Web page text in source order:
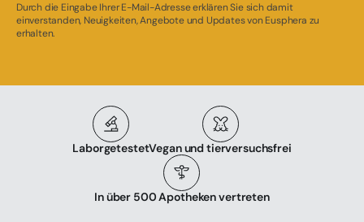
Durch die Eingabe Ihrer E-Mail-Adresse erklären Sie sich damit
einverstanden, Neuigkeiten, Angebote und Updates von Eusphera zu
erhalten.
LaborgetestetVegan und tierversuchsfrei
In über 500 Apotheken vertreten